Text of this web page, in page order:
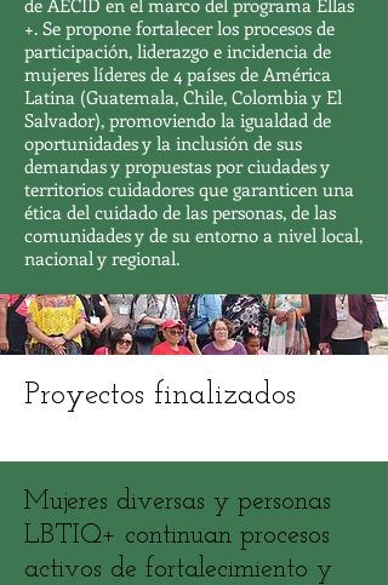
de AECID en el marco del programa Ellas
+. Se propone fortalecer los procesos de
participación, liderazgo e incidencia de
mujeres líderes de 4 países de América
Latina (Guatemala, Chile, Colombia y El
Salvador), promoviendo la igualdad de
oportunidades y la inclusión de sus
demandas y propuestas por ciudades y
territorios cuidadores que garanticen una
ética del cuidado de las personas, de las
comunidades y de su entorno a nivel local,
nacional y regional.
Proyectos finalizados
Mujeres diversas y personas
LBTIQ+ continuan procesos
activos de fortalecimiento y